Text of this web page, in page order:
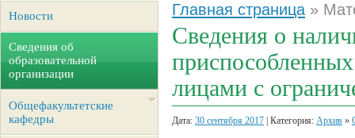
Новости
Сведения об
образовательной
организации
Общефакультетские
кафедры
Главная страница »
Сведения о
лицами с
Дата: 30 сентября 2017 | Категория: Архив »